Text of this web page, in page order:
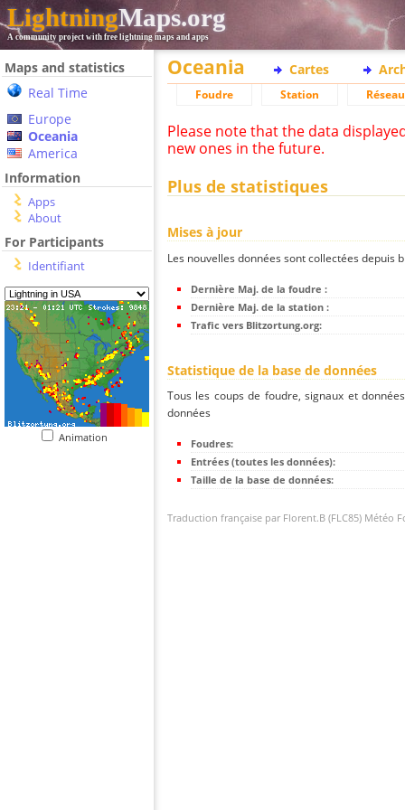
LightningMaps.org
A community project with free lightning maps and apps
Maps and statistics
Real Time
Europe
Oceania
America
Information
Apps
About
For Participants
Identifiant
Animation
Oceania Cartes
Foudre Station Réseau
Please note that the data
new ones in the future.
Plus de statistiques
Mises à jour
Les nouvelles données sont collectées
Dernière Maj. de la foudre :
Dernière Maj. de la station :
Trafic vers Blitzortung.org:
Statistique de la base de données
Tous les coups de foudre, signaux et
données
Foudres:
Entrées (toutes les données):
Taille de la base de données:
Traduction française par Florent.B (FLC85) Météo